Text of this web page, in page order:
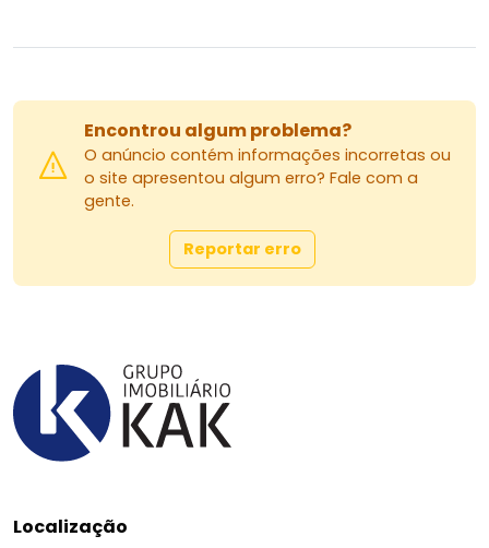
Encontrou algum problema?
O anúncio contém informações incorretas ou
o site apresentou algum erro? Fale com a
gente.
Reportar erro
Localização